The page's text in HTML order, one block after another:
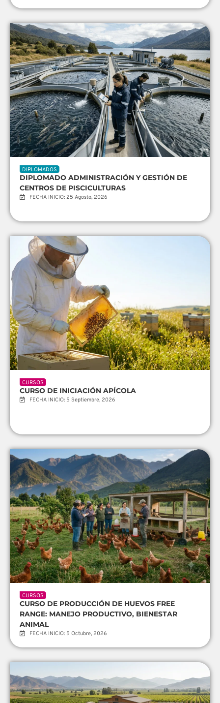
DIPLOMADOS
DIPLOMADO ADMINISTRACIÓN Y GESTIÓN DE
CENTROS DE PISCICULTURAS
FECHA INICIO: 25 Agosto, 2026
CURSOS
CURSO DE INICIACIÓN APÍCOLA
FECHA INICIO: 5 Septiembre, 2026
CURSOS
CURSO DE PRODUCCIÓN DE HUEVOS FREE
RANGE: MANEJO PRODUCTIVO, BIENESTAR
ANIMAL
FECHA INICIO: 5 Octubre, 2026